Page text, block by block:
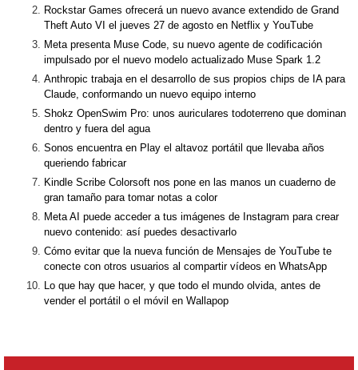
Rockstar Games ofrecerá un nuevo avance extendido de Grand
Theft Auto VI el jueves 27 de agosto en Netflix y YouTube
Meta presenta Muse Code, su nuevo agente de codificación
impulsado por el nuevo modelo actualizado Muse Spark 1.2
Anthropic trabaja en el desarrollo de sus propios chips de IA para
Claude, conformando un nuevo equipo interno
Shokz OpenSwim Pro: unos auriculares todoterreno que dominan
dentro y fuera del agua
Sonos encuentra en Play el altavoz portátil que llevaba años
queriendo fabricar
Kindle Scribe Colorsoft nos pone en las manos un cuaderno de
gran tamaño para tomar notas a color
Meta AI puede acceder a tus imágenes de Instagram para crear
nuevo contenido: así puedes desactivarlo
Cómo evitar que la nueva función de Mensajes de YouTube te
conecte con otros usuarios al compartir vídeos en WhatsApp
Lo que hay que hacer, y que todo el mundo olvida, antes de
vender el portátil o el móvil en Wallapop